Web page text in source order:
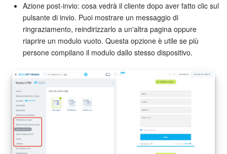
Azione post-invio: cosa vedrà il cliente dopo aver fatto clic sul
pulsante di invio. Puoi mostrare un messaggio di
ringraziamento, reindirizzarlo a un'altra pagina oppure
riaprire un modulo vuoto. Questa opzione è utile se più
persone compilano il modulo dallo stesso dispositivo.